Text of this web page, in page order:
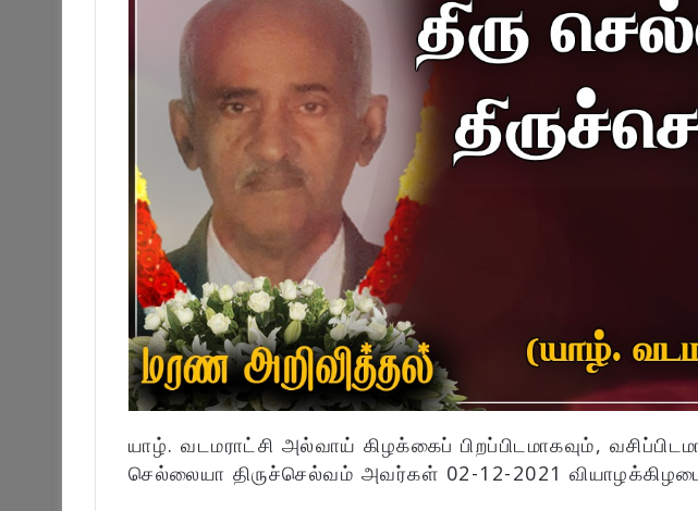
யாழ். வடமராட்சி அல்வாய் கிழக்கைப் பிறப்பிடமாகவும்,
செல்லையா திருச்செல்வம் அவர்கள் 02-12-2021